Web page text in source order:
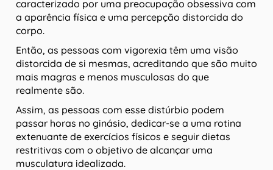
caracterizado por uma preocupação obsessiva com
a aparência física e uma percepção distorcida do
corpo.
Então, as pessoas com vigorexia têm uma visão
distorcida de si mesmas, acreditando que são muito
mais magras e menos musculosas do que
realmente são.
Assim, as pessoas com esse distúrbio podem
passar horas no ginásio, dedicar-se a uma rotina
extenuante de exercícios físicos e seguir dietas
restritivas com o objetivo de alcançar uma
musculatura idealizada.